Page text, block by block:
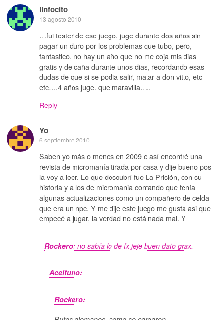
linfocito
13 agosto 2010
…fui tester de ese juego, juge durante dos años sin
pagar un duro por los problemas que tubo, pero,
fantastico, no hay un año que no me coja mis dias
gratis y de caña durante unos dias, recordando esas
dudas de que si se podia salir, matar a don vitto, etc
etc….4 años juge. que maravilla…..
Reply
Yo
6 septiembre 2010
Saben yo más o menos en 2009 o así encontré una
revista de micromanía tirada por casa y dije bueno pos
la voy a leer. Lo que descubrí fue La Prisión, con su
historia y a los de micromania contando que tenía
algunas actualizaciones como un compañero de celda
que era un npc. Y me dije este juego me gusta asi que
empecé a jugar, la verdad no está nada mal. Y
Rockero: no sabía lo de fx jeje buen dato grax.
Aceituno:
Rockero: